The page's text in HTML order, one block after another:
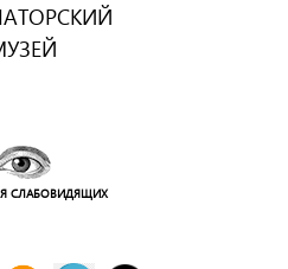
СЛАБОВИДЯЩИХ